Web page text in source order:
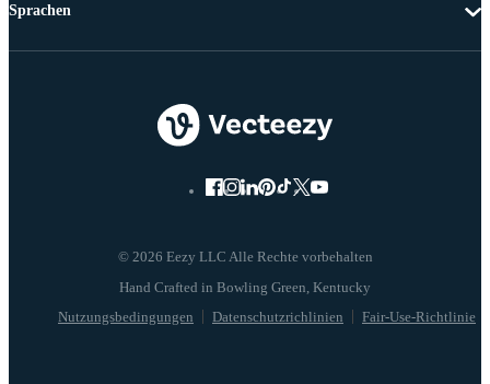
© 2026 Eezy LLC Alle Rechte vorbehalten
Nutzungsbedingungen Datenschutzrichlinien Fair-Use-Richtlinie
Sprachen